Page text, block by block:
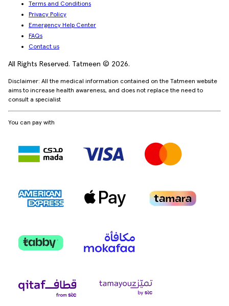
Terms and Conditions
Privacy Policy
Emergency Help Center
FAQs
Contact us
All Rights Reserved. Tatmeen © 2026.
Disclaimer: All the medical information contained on the Tatmeen website
aims to increase health awareness, and does not replace the need to
consult a specialist
You can pay with